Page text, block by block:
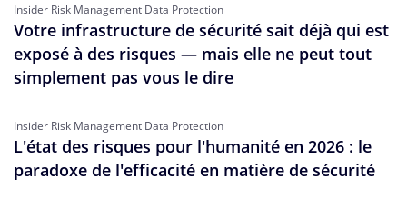
Insider Risk Management Data Protection
Votre infrastructure de sécurité sait déjà qui est
exposé à des risques — mais elle ne peut tout
simplement pas vous le dire
Insider Risk Management Data Protection
L'état des risques pour l'humanité en 2026 : le
paradoxe de l'efficacité en matière de sécurité